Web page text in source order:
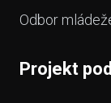
Odbor
Projekt